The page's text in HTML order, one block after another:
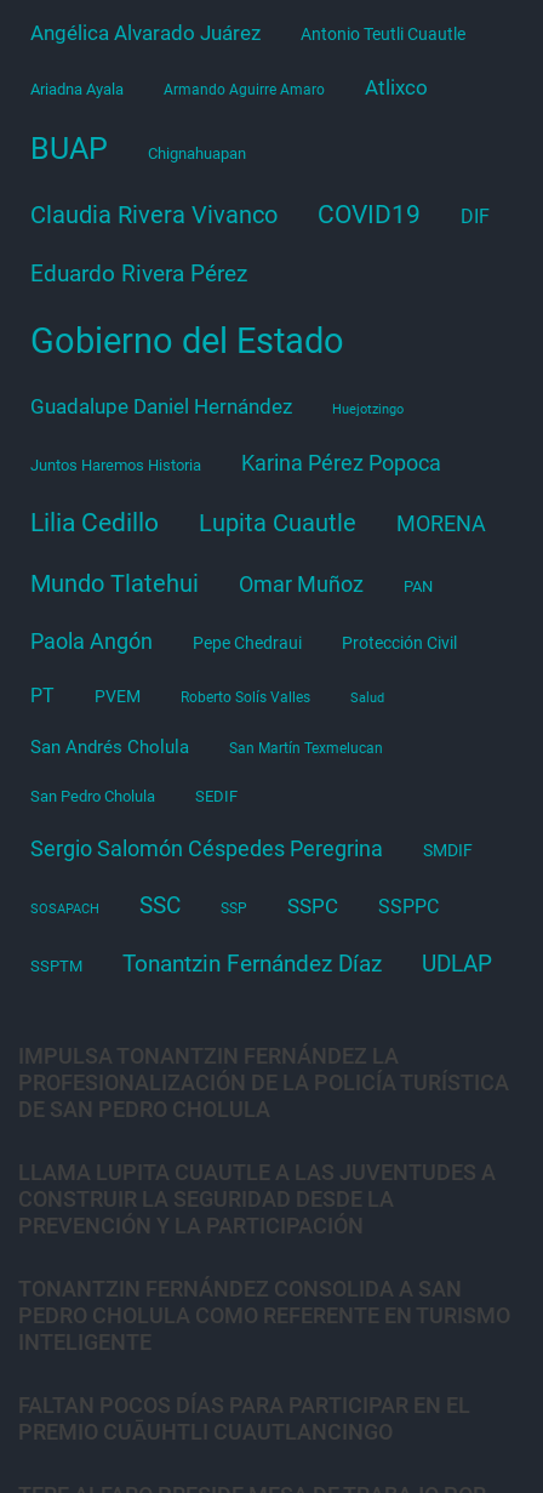
Angélica Alvarado Juárez Antonio Teutli Cuautle
Ariadna Ayala Armando Aguirre Amaro Atlixco
BUAP Chignahuapan
Claudia Rivera Vivanco COVID19 DIF
Eduardo Rivera Pérez
Gobierno del Estado
Guadalupe Daniel Hernández Huejotzingo
Juntos Haremos Historia Karina Pérez Popoca
Lilia Cedillo Lupita Cuautle MORENA
Mundo Tlatehui Omar Muñoz PAN
Paola Angón Pepe Chedraui Protección Civil
PT PVEM Roberto Solís Valles Salud
San Andrés Cholula San Martín Texmelucan
San Pedro Cholula SEDIF
Sergio Salomón Céspedes Peregrina SMDIF
SOSAPACH SSC SSP SSPC SSPPC
SSPTM Tonantzin Fernández Díaz UDLAP
IMPULSA TONANTZIN FERNÁNDEZ LA
PROFESIONALIZACIÓN DE LA POLICÍA TURÍSTICA
DE SAN PEDRO CHOLULA
LLAMA LUPITA CUAUTLE A LAS JUVENTUDES A
CONSTRUIR LA SEGURIDAD DESDE LA
PREVENCIÓN Y LA PARTICIPACIÓN
TONANTZIN FERNÁNDEZ CONSOLIDA A SAN
PEDRO CHOLULA COMO REFERENTE EN TURISMO
INTELIGENTE
FALTAN POCOS DÍAS PARA PARTICIPAR EN EL
PREMIO CUĀUHTLI CUAUTLANCINGO